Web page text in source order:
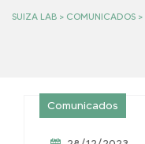
SUIZA LAB > COMUNICADOS >
Comunicados